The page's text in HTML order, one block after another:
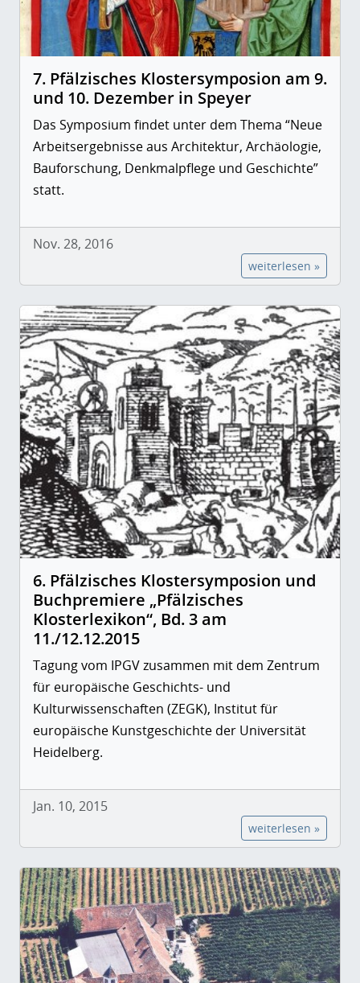
7. Pfälzisches Klostersymposion am 9.
und 10. Dezember in Speyer
Das Symposium findet unter dem Thema “Neue
Arbeitsergebnisse aus Architektur, Archäologie,
Bauforschung, Denkmalpflege und Geschichte”
statt.
Nov. 28, 2016
weiterlesen »
6. Pfälzisches Klostersymposion und
Buchpremiere „Pfälzisches
Klosterlexikon“, Bd. 3 am
11./12.12.2015
Tagung vom IPGV zusammen mit dem Zentrum
für europäische Geschichts- und
Kulturwissenschaften (ZEGK), Institut für
europäische Kunstgeschichte der Universität
Heidelberg.
Jan. 10, 2015
weiterlesen »